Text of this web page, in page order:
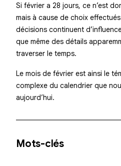
Si février a 28 jours, ce n’est
mais à cause de choix
décisions continuent
que même des détails
traverser le temps.
Le mois de février est ainsi le
complexe du calendrier que
aujourd’hui.
Mots-clés